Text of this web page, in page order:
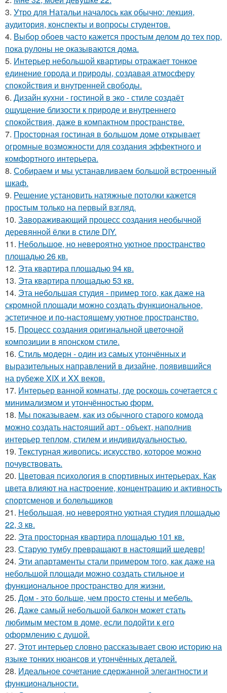
3. Утро для Натальи началось как обычно: лекция,
аудитория, конспекты и вопросы студентов.
4. Выбор обоев часто кажется простым делом до тех пор,
пока рулоны не оказываются дома.
5. Интерьер небольшой квартиры отражает тонкое
единение города и природы, создавая атмосферу
спокойствия и внутренней свободы.
6. Дизайн кухни - гостиной в эко - стиле создаёт
ощущение близости к природе и внутреннего
спокойствия, даже в компактном пространстве.
7. Просторная гостиная в большом доме открывает
огромные возможности для создания эффектного и
комфортного интерьера.
8. Собираем и мы устанавливаем большой встроенный
шкаф.
9. Решение установить натяжные потолки кажется
простым только на первый взгляд.
10. Завораживающий процесс создания необычной
деревянной ёлки в стиле DIY.
11. Небольшое, но невероятно уютное пространство
площадью 26 кв.
12. Эта квартира площадью 94 кв.
13. Эта квартира площадью 53 кв.
14. Эта небольшая студия - пример того, как даже на
скромной площади можно создать функциональное,
эстетичное и по-настоящему уютное пространство.
15. Процесс создания оригинальной цветочной
композиции в японском стиле.
16. Стиль модерн - один из самых утончённых и
выразительных направлений в дизайне, появившийся
на рубеже XIX и XX веков.
17. Интерьер ванной комнаты, где роскошь сочетается с
минимализмом и утончённостью форм.
18. Мы показываем, как из обычного старого комода
можно создать настоящий арт - объект, наполнив
интерьер теплом, стилем и индивидуальностью.
19. Текстурная живопись: искусство, которое можно
почувствовать.
20. Цветовая психология в спортивных интерьерах. Как
цвета влияют на настроение, концентрацию и активность
спортсменов и болельщиков
21. Небольшая, но невероятно уютная студия площадью
22, 3 кв.
22. Эта просторная квартира площадью 101 кв.
23. Старую тумбу превращают в настоящий шедевр!
24. Эти апартаменты стали примером того, как даже на
небольшой площади можно создать стильное и
функциональное пространство для жизни.
25. Дом - это больше, чем просто стены и мебель.
26. Даже самый небольшой балкон может стать
любимым местом в доме, если подойти к его
оформлению с душой.
27. Этот интерьер словно рассказывает свою историю на
языке тонких нюансов и утончённых деталей.
28. Идеальное сочетание сдержанной элегантности и
функциональности.